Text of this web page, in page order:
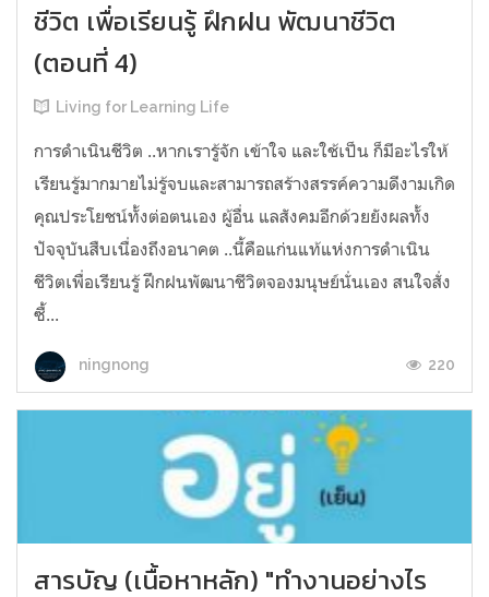
ชีวิต เพื่อเรียนรู้ ฝึกฝน พัฒนาชีวิต
(ตอนที่ 4)
Living for Learning Life
การดำเนินชีวิต​ ..หากเรารู้จัก​ เข้าใจ​ และใช้เป็น ก็มีอะไรให้
เรียนรู้มากมายไม่รู้จบ​และสามารถสร้างสรรค์ความดีงามเกิด
คุณประโยชน์ทั้งต่อตนเอง​ ผู้อื่น​ แลสังคมอีกด้วยยังผลทั้ง
ปัจจุบันสืบเนื่องถึงอนาคต​ ..นี้คือแก่นแท้แห่งการดำเนิน
ชีวิตเพื่อเรียนรู้​ ฝึก​ฝน​พัฒนาชีวิตจองมนุษย์นั่นเอง สนใจสั่ง
ซื้...
ningnong 220
สารบัญ (เนื้อหาหลัก) "ทำงานอย่างไร